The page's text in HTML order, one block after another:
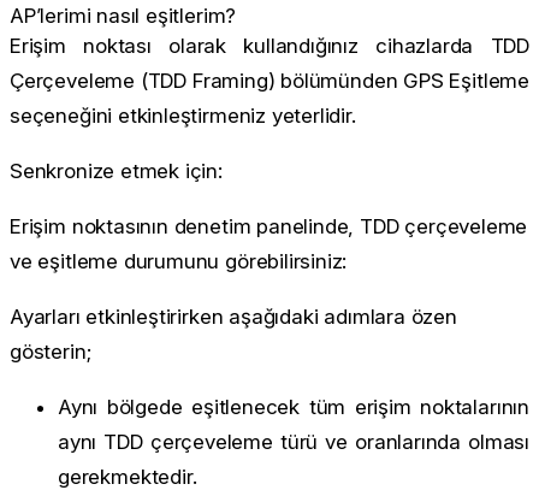
AP’lerimi nasıl eşitlerim?
Erişim noktası olarak kullandığınız cihazlarda TDD
Çerçeveleme (TDD Framing) bölümünden GPS Eşitleme
seçeneğini etkinleştirmeniz yeterlidir.
Senkronize etmek için:
Erişim noktasının denetim panelinde, TDD çerçeveleme
ve eşitleme durumunu görebilirsiniz:
Ayarları etkinleştirirken aşağıdaki adımlara özen
gösterin;
Aynı bölgede eşitlenecek tüm erişim noktalarının
aynı TDD çerçeveleme türü ve oranlarında olması
gerekmektedir.